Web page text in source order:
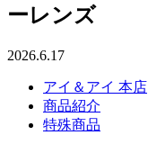
ーレンズ
2026.6.17
アイ＆アイ 本店
商品紹介
特殊商品